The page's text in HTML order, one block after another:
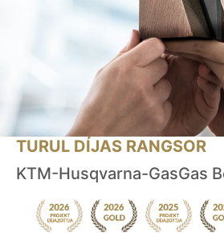
TURUL DÍJAS RANGSOR
KTM-Husqvarna-GasGas